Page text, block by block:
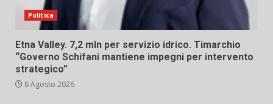
Politica
Etna Valley. 7,2 mln per servizio idrico. Timarchio
“Governo Schifani mantiene impegni per intervento
strategico”
8 Agosto 2026